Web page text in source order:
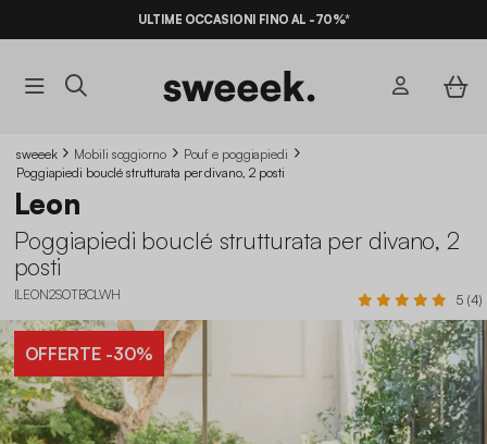
ULTIME OCCASIONI FINO AL -70%*
sweeek Mobili soggiorno
Pouf e poggiapiedi
Poggiapiedi bouclé strutturata per divano, 2 posti
Leon
Poggiapiedi bouclé strutturata per divano, 2
posti
ILEON2SOTBCLWH 5 (4)
OFFERTE-30%